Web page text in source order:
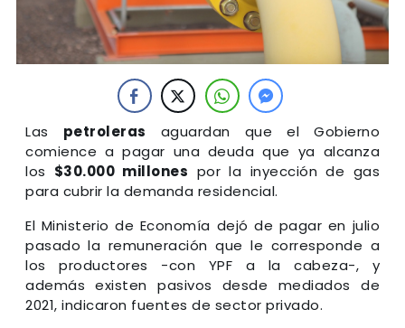
Las petroleras aguardan que el Gobierno
comience a pagar una deuda que ya alcanza
los $30.000 millones por la inyección de gas
para cubrir la demanda residencial.
El Ministerio de Economía dejó de pagar en julio
pasado la remuneración que le corresponde a
los productores -con YPF a la cabeza-, y
además existen pasivos desde mediados de
2021, indicaron fuentes de sector privado.